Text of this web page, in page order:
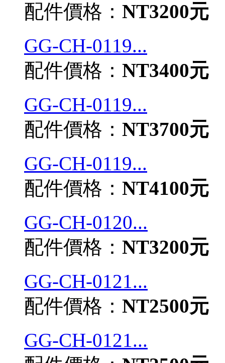
配件價格： NT3200元
GG-CH-0119...
配件價格： NT3400元
GG-CH-0119...
配件價格： NT3700元
GG-CH-0119...
配件價格： NT4100元
GG-CH-0120...
配件價格： NT3200元
GG-CH-0121...
配件價格： NT2500元
GG-CH-0121...